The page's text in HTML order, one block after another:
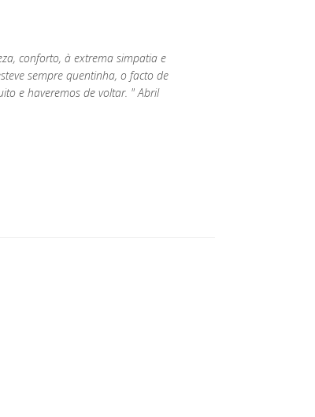
conforto, à extrema simpatia e
sempre quentinha, o facto de
e haveremos de voltar. " Abril